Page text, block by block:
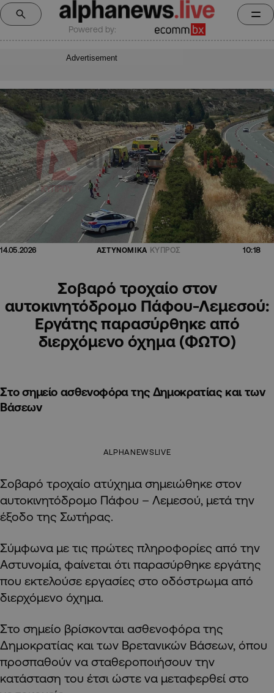
Powered by:
Advertisement
14.05.2026 ΑΣΤΥΝΟΜΙΚΑ ΚΥΠΡΟΣ 10:18
Σοβαρό τροχαίο στον
αυτοκινητόδρομο Πάφου-Λεμεσού:
Εργάτης παρασύρθηκε από
διερχόμενο όχημα (ΦΩΤΟ)
Στο σημείο ασθενοφόρα της Δημοκρατίας και των
Βάσεων
ALPHANEWSLIVE
Σοβαρό τροχαίο ατύχημα σημειώθηκε στον
αυτοκινητόδρομο Πάφου – Λεμεσού, μετά την
έξοδο της Σωτήρας.
Σύμφωνα με τις πρώτες πληροφορίες από την
Αστυνομία, φαίνεται ότι παρασύρθηκε εργάτης
που εκτελούσε εργασίες στο οδόστρωμα από
διερχόμενο όχημα.
Στο σημείο βρίσκονται ασθενοφόρα της
Δημοκρατίας και των Βρετανικών Βάσεων, όπου
προσπαθούν να σταθεροποιήσουν την
κατάσταση του έτσι ώστε να μεταφερθεί στο